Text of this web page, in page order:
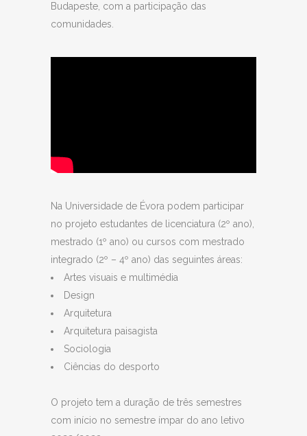
Budapeste, com a participação das
comunidades.
Na Universidade de Évora podem participar
no projeto estudantes de licenciatura (2º ano),
mestrado (1º ano) ou cursos com mestrado
integrado (2º – 4º ano) das seguintes áreas:
Artes visuais e multimédia
Design
Arquitetura
Arquitetura paisagista
Sociologia
Ciências do desporto
O projeto tem a duração de três semestres
com início no semestre ímpar do ano letivo